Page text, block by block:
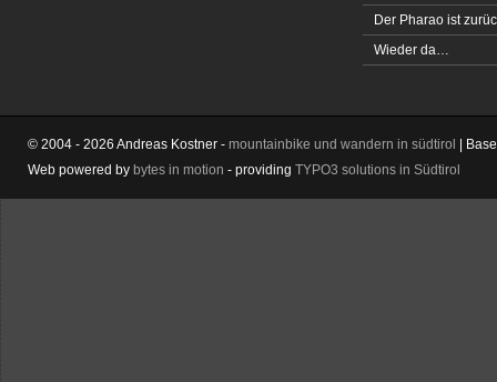
Der Pharao ist
Wieder da…
© 2004 - 2026 Andreas Kostner - mountainbike und wandern in südtirol |
Web powered by bytes in motion - providing TYPO3 solutions in Südtirol